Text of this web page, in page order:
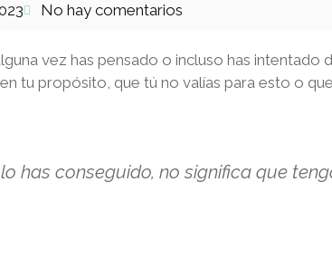
No hay comentarios
vez has pensado o incluso has intentado
tu propósito, que tú no valías para esto o
has conseguido, no significa que